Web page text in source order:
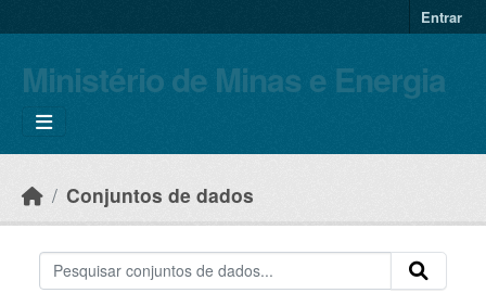
Entrar
Ministério de Minas e Energia
Conjuntos de dados